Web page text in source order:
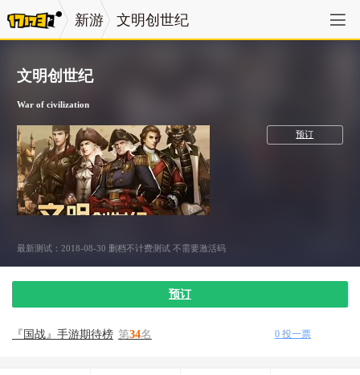
新游 文明创世纪
文明创世纪
War of civilization
预订
策略
最新测试：2018-08-30 删档不计费测试 不需要激活码
预订
『国战』手游期待榜 第34名 0 投一票